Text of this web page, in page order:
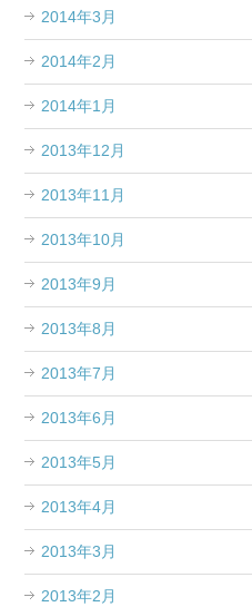
2014年3月
2014年2月
2014年1月
2013年12月
2013年11月
2013年10月
2013年9月
2013年8月
2013年7月
2013年6月
2013年5月
2013年4月
2013年3月
2013年2月